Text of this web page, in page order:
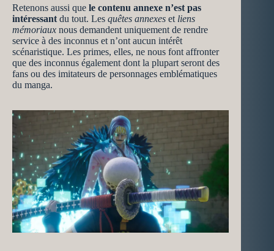
Retenons aussi que le contenu annexe n’est pas
intéressant du tout. Les quêtes annexes et liens
mémoriaux nous demandent uniquement de rendre
service à des inconnus et n’ont aucun intérêt
scénaristique. Les primes, elles, ne nous font affronter
que des inconnus également dont la plupart seront des
fans ou des imitateurs de personnages emblématiques
du manga.